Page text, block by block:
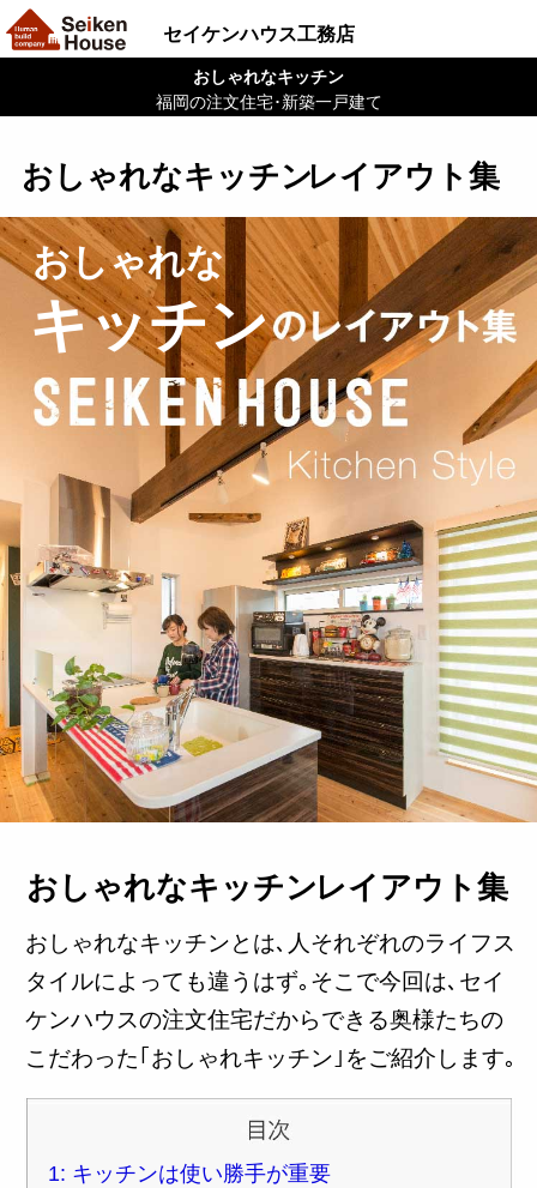
おしゃれなキッチン
福岡の注文住宅･新築一戸建て
セイケンハウス工務店
おしゃれなキッチンレイアウト集
おしゃれな
キッチン
おしゃれなキッチンレイアウト集
おしゃれなキッチンとは､人それぞれのライフス
タイルによっても違うはず｡そこで今回は､セイ
ケンハウスの注文住宅だからできる奥様たちの
こだわった｢おしゃれキッチン｣をご紹介します｡
1: キッチンは使い勝手が重要